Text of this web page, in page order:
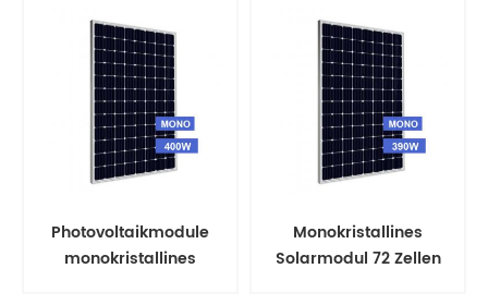
Photovoltaikmodule
monokristallines
Monokristallines
Solarmodul 72 Zellen